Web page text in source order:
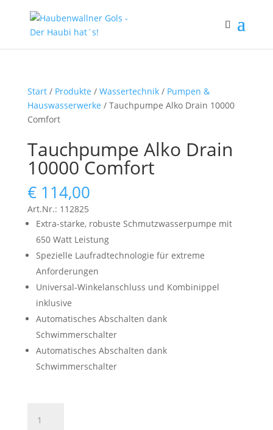
Start/ Produkte / Wassertechnik/ Pumpen &
Hauswasserwerke / Tauchpumpe Alko Drain 10000
Comfort
Tauchpumpe Alko Drain
10000 Comfort
€114,00
Art.Nr.: 112825
Extra-starke, robuste Schmutzwasserpumpe mit
650 Watt Leistung
Spezielle Laufradtechnologie für extreme
Anforderungen
Universal-Winkelanschluss und Kombinippel
inklusive
Automatisches Abschalten dank
Schwimmerschalter
Automatisches Abschalten dank
Schwimmerschalter
Alko